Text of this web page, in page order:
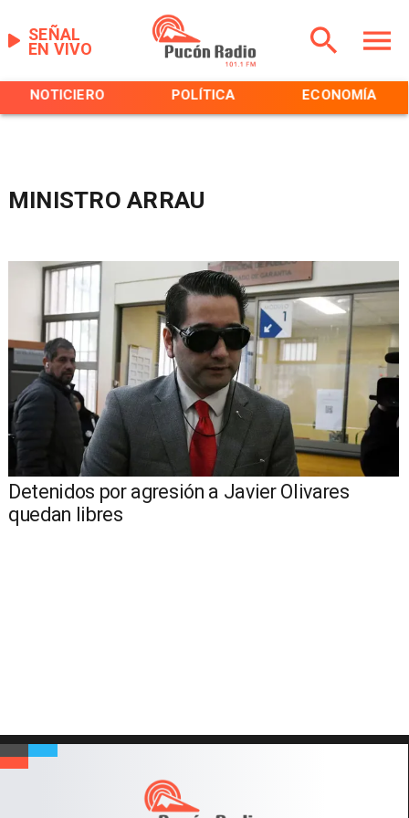
EN VIVO
SEÑAL
NOTICIERO POLÍTICA ECONOMÍA
MINISTRO ARRAU
Detenidos por agresión a Javier Olivares
quedan libres